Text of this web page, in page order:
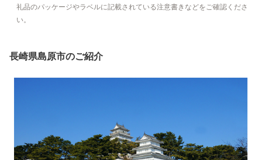
礼品のパッケージやラベルに記載されている注意書きなどをご確認くださ
い。
長崎県島原市のご紹介